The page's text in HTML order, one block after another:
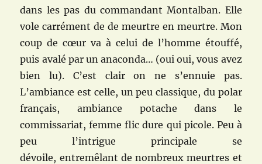
dans les pas du commandant Montalban. Elle
vole carrément de de meurtre en meurtre. Mon
coup de cœur va à celui de l’homme étouffé,
puis avalé par un anaconda… (oui oui, vous avez
bien lu). C’est clair on ne s’ennuie pas.
L’ambiance est celle, un peu classique, du polar
français, ambiance potache dans le
commissariat, femme flic dure qui picole. Peu à
peu l’intrigue principale se
dévoile, entremêlant de nombreux meurtres et